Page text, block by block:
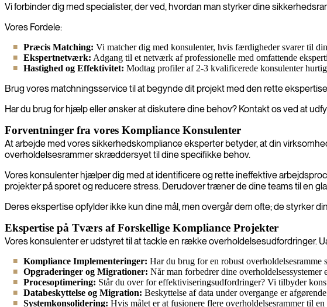
Vi forbinder dig med specialister, der ved, hvordan man styrker dine
Vores Fordele:
Præcis Matching: Vi matcher dig med konsulenter, hvis færdigheder svarer til
Ekspertnetværk: Adgang til et netværk af professionelle med omfattende
Hastighed og Effektivitet: Modtag profiler af 2-3 kvalificerede konsulenter
Brug vores matchningsservice til at begynde dit projekt med den rette
Har du brug for hjælp eller ønsker at diskutere dine behov? Kontakt os ved at
Forventninger fra vores Kompliance Konsulenter
At arbejde med vores sikkerhedskompliance eksperter betyder, at din
overholdelsesrammer skræddersyet til dine specifikke behov.
Vores konsulenter hjælper dig med at identificere og rette ineffektive
projekter på sporet og reducere stress. Derudover træner de dine teams til en
Deres ekspertise opfylder ikke kun dine mål, men overgår dem ofte; de styrker
Ekspertise på Tværs af Forskellige Kompliance Projekter
Vores konsulenter er udstyret til at tackle en række overholdelsesudfordringer.
Kompliance Implementeringer: Har du brug for en robust
Opgraderinger og Migrationer: Når man forbedrer dine overholdelsessystemer
Procesoptimering: Står du over for effektiviseringsudfordringer? Vi tilbyder
Databeskyttelse og Migration: Beskyttelse af data under overgange er
Systemkonsolidering: Hvis målet er at fusionere flere overholdelsesrammer til